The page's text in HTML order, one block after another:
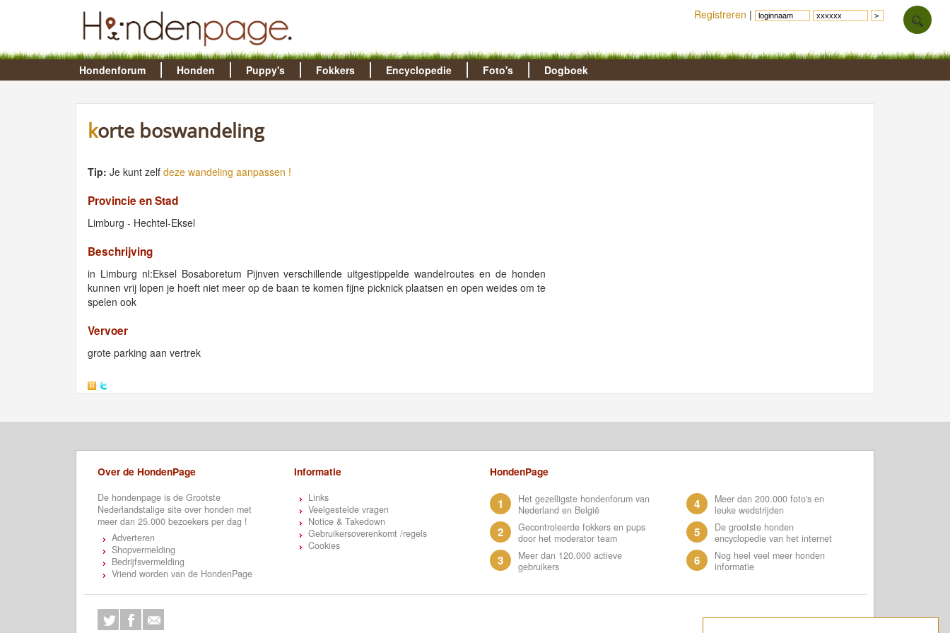
Hondenforum Honden Puppy's Fokkers Encyclopedie Foto's Dogboek
korte boswandeling
Tip: Je kunt zelf deze wandeling aanpassen !
Provincie en Stad
Limburg - Hechtel-Eksel
Beschrijving
in Limburg nl:Eksel Bosaboretum Pijnven verschillende uitgestippelde wandelroutes en de honden
kunnen vrij lopen je hoeft niet meer op de baan te komen fijne picknick plaatsen en open weides om te
spelen ook
Vervoer
grote parking aan vertrek
Registreren |
Over de HondenPage
De hondenpage is de Grootste
Nederlandstalige site over honden met
meer dan 25.000 bezoekers per dag !
Adverteren
Shopvermelding
Bedrijfsvermelding
Vriend worden van de HondenPage
Informatie
Links
Veelgestelde vragen
Notice & Takedown
Gebruikersoverenkomt /regels
Cookies
HondenPage
1
Het gezelligste hondenforum van
Nederland en België
2
Gecontroleerde fokkers en pups
door het moderator team
3
Meer dan 120.000 actieve
gebruikers
4
Meer dan 200.000 foto's en
leuke wedstrijden
5
De grootste honden
encyclopedie van het internet
6
Nog heel veel meer honden
informatie